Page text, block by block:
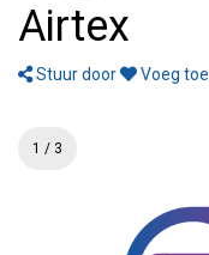
Airtex
Stuur door Voeg
1 / 3